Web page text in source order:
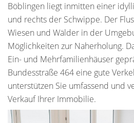
Böblingen liegt inmitten einer
und rechts der Schwippe. Der
Wiesen und Wälder in der
Möglichkeiten zur Naherholung.
Ein- und Mehrfamilienhäuser
Bundesstraße 464 eine gute
unterstützen Sie umfassend und
Verkauf Ihrer Immobilie.